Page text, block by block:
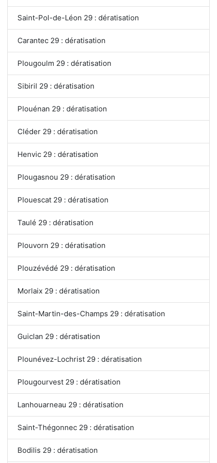
Saint-Pol-de-Léon 29 : dératisation
Carantec 29 : dératisation
Plougoulm 29 : dératisation
Sibiril 29 : dératisation
Plouénan 29 : dératisation
Cléder 29 : dératisation
Henvic 29 : dératisation
Plougasnou 29 : dératisation
Plouescat 29 : dératisation
Taulé 29 : dératisation
Plouvorn 29 : dératisation
Plouzévédé 29 : dératisation
Morlaix 29 : dératisation
Saint-Martin-des-Champs 29 : dératisation
Guiclan 29 : dératisation
Plounévez-Lochrist 29 : dératisation
Plougourvest 29 : dératisation
Lanhouarneau 29 : dératisation
Saint-Thégonnec 29 : dératisation
Bodilis 29 : dératisation